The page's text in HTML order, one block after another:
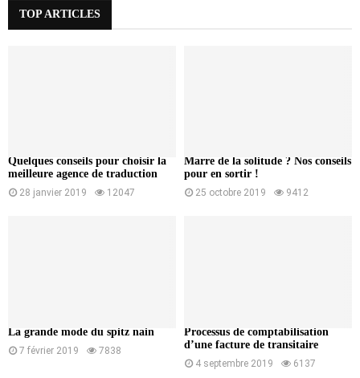
TOP ARTICLES
Quelques conseils pour choisir la
meilleure agence de traduction
28 janvier 2019 12047
Marre de la solitude ? Nos conseils
pour en sortir !
25 octobre 2019 9412
La grande mode du spitz nain
7 février 2019 7838
Processus de comptabilisation
d’une facture de transitaire
4 septembre 2019 6137